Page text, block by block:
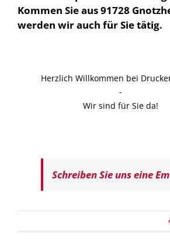
Kommen Sie aus 91728
werden wir auch für Sie tätig.
Herzlich Willkommen bei
-
Wir sind für Sie da!
Schreiben Sie uns eine